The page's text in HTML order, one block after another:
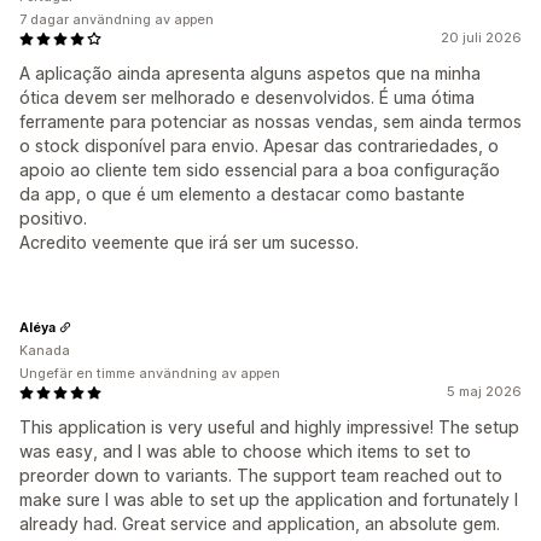
20 juli 2026
A aplicação ainda apresenta alguns aspetos que na minha
ótica devem ser melhorado e desenvolvidos. É uma ótima
ferramente para potenciar as nossas vendas, sem ainda termos
o stock disponível para envio. Apesar das contrariedades, o
apoio ao cliente tem sido essencial para a boa configuração
da app, o que é um elemento a destacar como bastante
positivo.
Acredito veemente que irá ser um sucesso.
7 dagar användning av appen
5 maj 2026
This application is very useful and highly impressive! The setup
was easy, and I was able to choose which items to set to
preorder down to variants. The support team reached out to
make sure I was able to set up the application and fortunately I
already had. Great service and application, an absolute gem.
Aléya
Kanada
Ungefär en timme användning av appen